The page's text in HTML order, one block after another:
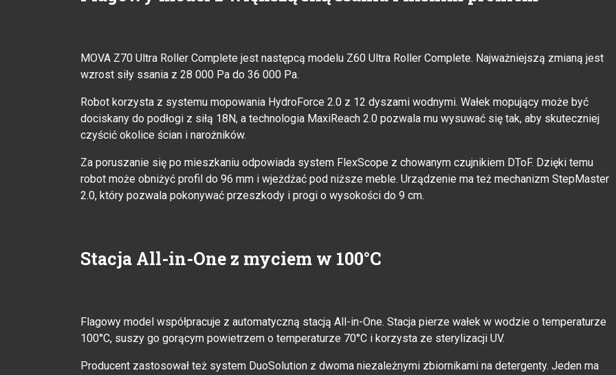
MOVA Z70 Ultra Roller Complete jest następcą modelu Z60 Ultra Roller Complete. Najważniejszą zmianą jest
wzrost siły ssania z 28 000 Pa do 36 000 Pa.
Robot korzysta z systemu mopowania HydroForce 2.0 z 12 dyszami wodnymi. Wałek mopujący może być
dociskany do podłogi z siłą 18N, a technologia MaxiReach 2.0 pozwala mu wysuwać się tak, aby skuteczniej
czyścić okolice ścian i narożników.
Za poruszanie się po mieszkaniu odpowiada system FlexScope z chowanym czujnikiem DToF. Dzięki temu
robot może obniżyć profil do 96 mm i wjeżdżać pod niższe meble. Urządzenie ma też mechanizm StepMaster
2.0, który pozwala pokonywać przeszkody i progi o wysokości do 9 cm.
Stacja All-in-One z myciem w 100°C
Flagowy model współpracuje z automatyczną stacją All-in-One. Stacja pierze wałek w wodzie o temperaturze
100°C, suszy go gorącym powietrzem o temperaturze 70°C i korzysta ze sterylizacji UV.
Producent zastosował też system DuoSolution z dwoma niezależnymi zbiornikami na detergenty. Jeden ma